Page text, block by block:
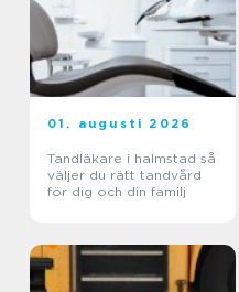
01. augusti 2026
Tandläkare i halmstad så
väljer du rätt tandvård
för dig och din familj